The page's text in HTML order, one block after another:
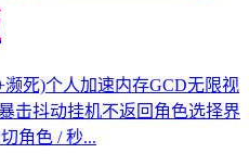
死)个人加速内存GCD无限视
击抖动挂机不返回角色选择界
角色 / 秒...